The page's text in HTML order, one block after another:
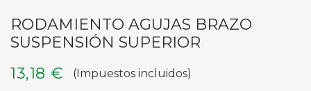
RODAMIENTO AGUJAS BRAZO
SUSPENSIÓN SUPERIOR
13,18 €
(Impuestos incluidos)